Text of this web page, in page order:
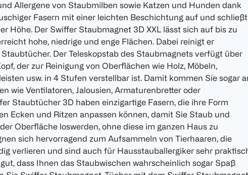
Allergene von Staubmilben sowie Katzen und Hunden dank
Fasern mit einer leichten Beschichtung auf und schließt
Höhe. Der Swiffer Staubmagnet 3D XXL lässt sich auf bis zu
hohe, niedrige und enge Flächen. Dabei reinigt er
Der Teleskopstab des Staubmagnets verfügt über
der zur Reinigung von Oberflächen wie Holz, Möbeln,
usw. in 4 Stufen verstellbar ist. Damit kommen Sie sogar
wie Ventilatoren, Jalousien, Armaturenbretter oder
Staubtücher 3D haben einzigartige Fasern, die ihre Form
Ecken und Ritzen anpassen können, damit Sie Staub und
Oberfläche loswerden, ohne diese im ganzen Haus zu
sich hervorragend zum Aufsammeln von Tierhaaren, die
verlieren und sind auch für Hausstauballergiker sehr
dass Ihnen das Staubwischen wahrscheinlich sogar Spaß